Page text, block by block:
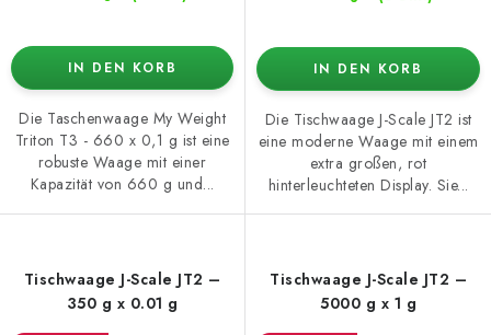
IN DEN KORB
Die Taschenwaage My Weight
Triton T3 - 660 x 0,1 g ist eine
robuste Waage mit einer
Kapazität von 660 g und...
IN DEN KORB
Die Tischwaage J-Scale JT2 ist
eine moderne Waage mit einem
extra großen, rot
hinterleuchteten Display. Sie...
Tischwaage J-Scale JT2 –
350 g x 0.01 g
Tischwaage J-Scale JT2 –
5000 g x 1 g